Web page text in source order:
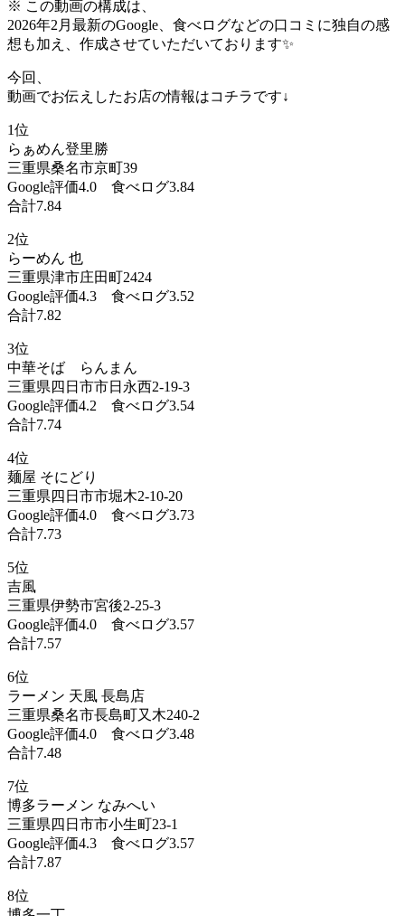
※ この動画の構成は、
2026年2月最新のGoogle、食べログなどの口コミに独自の感
想も加え、作成させていただいております✨
今回、
動画でお伝えしたお店の情報はコチラです↓
1位
らぁめん登里勝
三重県桑名市京町39
Google評価4.0 食べログ3.84
合計7.84
2位
らーめん 也
三重県津市庄田町2424
Google評価4.3 食べログ3.52
合計7.82
3位
中華そば らんまん
三重県四日市市日永西2-19-3
Google評価4.2 食べログ3.54
合計7.74
4位
麺屋 そにどり
三重県四日市市堀木2-10-20
Google評価4.0 食べログ3.73
合計7.73
5位
吉風
三重県伊勢市宮後2-25-3
Google評価4.0 食べログ3.57
合計7.57
6位
ラーメン 天風 長島店
三重県桑名市長島町又木240-2
Google評価4.0 食べログ3.48
合計7.48
7位
博多ラーメン なみへい
三重県四日市市小生町23-1
Google評価4.3 食べログ3.57
合計7.87
8位